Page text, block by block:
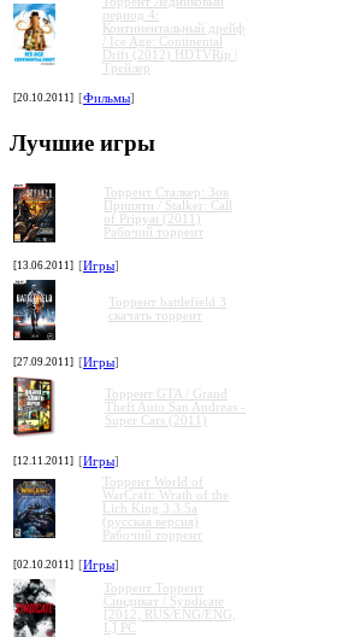
период 4:
Континентальный дрейф
/ Ice Age: Continental
Drift (2012) HDTVRip |
Трейлер
[20.10.2011] [Фильмы]
Лучшие игры
Торрент Сталкер: Зов
Припяти / Stalker: Call
of Pripyat (2011)
Рабочий торрент
[13.06.2011] [Игры]
Торрент battlefield 3
скачать торрент
[27.09.2011] [Игры]
Торрент GTA / Grand
Theft Auto San Andreas -
Super Cars (2011)
[12.11.2011] [Игры]
Торрент World of
WarCraft: Wrath of the
Lich King 3.3.5a
(русская версия)
Рабочий торрент
[02.10.2011] [Игры]
Торрент Торрент
Cиндикат / Syndicate
[2012, RUS/ENG/ENG,
L] PC